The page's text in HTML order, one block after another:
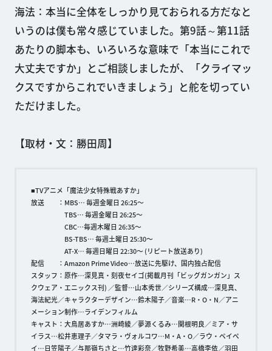
海法：本当に全体をしっかり見ておられる方だなと
いうのは僕も常々感じていました。第9話～第11話
あたりの脚本も、いろいろな意味で「本当にこれで
大丈夫ですか」とご相談しましたが、「クライマッ
クスですからこれでいきましょう」と舵を切ってい
ただけました。
【取材・文：勝田周】
■TVアニメ「魔法少女特殊戦あすか」
放送 ：MBS… 毎週金曜日 26:25〜
TBS… 毎週金曜日 26:25〜
CBC…毎週木曜日 26:35〜
BS-TBS… 毎週土曜日 25:30〜
AT-X… 毎週日曜日 22:30〜 (リピート放送あり)
配信 ：Amazon Prime Video…放送に先駆け、国内独占配信
スタッフ：原作…深見真・刻夜セイゴ(掲載月刊「ビッグガンガン」ス
クウェア・エニックス刊) ／監督…山本秀世／シリーズ構成…深見真、
海法紀光／キャラクターデザイン…鈴木陽子／音楽…R・O・N／アニ
メーション制作…ライデンフィルム
キャスト：大鳥居あすか…洲崎綾／夢源くるみ…関根明良／ミア・サ
イラス…松井恵理子／タマラ・ヴォルコワ…M・A・O／ラウ・ペイペ
イ…日笠陽子／与那嶺ちさと…竹達彩奈／牧野希美…高橋李依／羽田